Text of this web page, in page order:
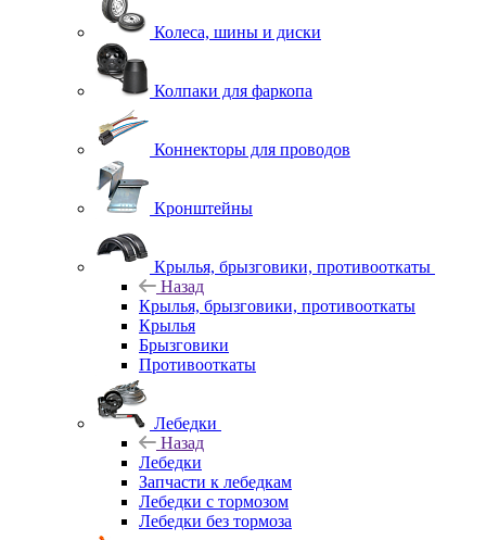
Колеса, шины и диски
Колпаки для фаркопа
Коннекторы для проводов
Кронштейны
Крылья, брызговики, противооткаты
Назад
Крылья, брызговики, противооткаты
Крылья
Брызговики
Противооткаты
Лебедки
Назад
Лебедки
Запчасти к лебедкам
Лебедки с тормозом
Лебедки без тормоза